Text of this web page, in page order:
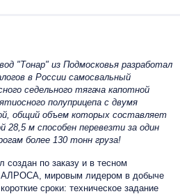
"Тонар" из Подмосковья разработал
в России самосвальный
седельного тягача капотной
полуприцепа с двумя
общий объем которых составляет
28,5 м способен перевезти за один
более 130 тонн груза!
по заказу и в тесном
АЛРОСА, мировым лидером в добыче
сроки: техническое задание